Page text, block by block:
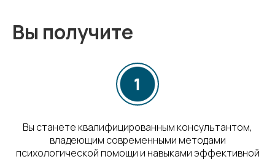
Вы получите
Вы станете квалифицированным консультантом,
владеющим современными методами
психологической помощи и навыками эффективной